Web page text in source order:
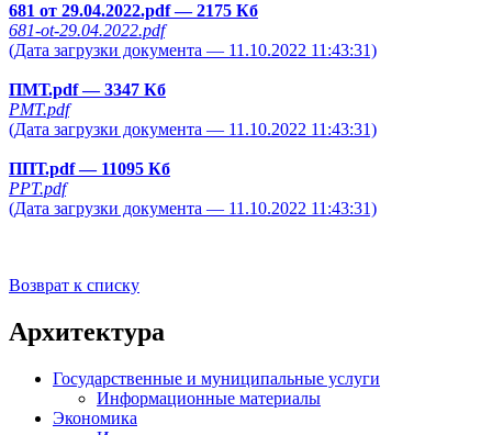
681 от 29.04.2022.pdf— 2175 Кб
681-ot-29.04.2022.pdf
(Дата загрузки документа — 11.10.2022 11:43:31)
ПМТ.pdf— 3347 Кб
PMT.pdf
(Дата загрузки документа — 11.10.2022 11:43:31)
ППТ.pdf— 11095 Кб
PPT.pdf
(Дата загрузки документа — 11.10.2022 11:43:31)
Возврат к списку
Архитектура
Государственные и муниципальные услуги
Информационные материалы
Экономика